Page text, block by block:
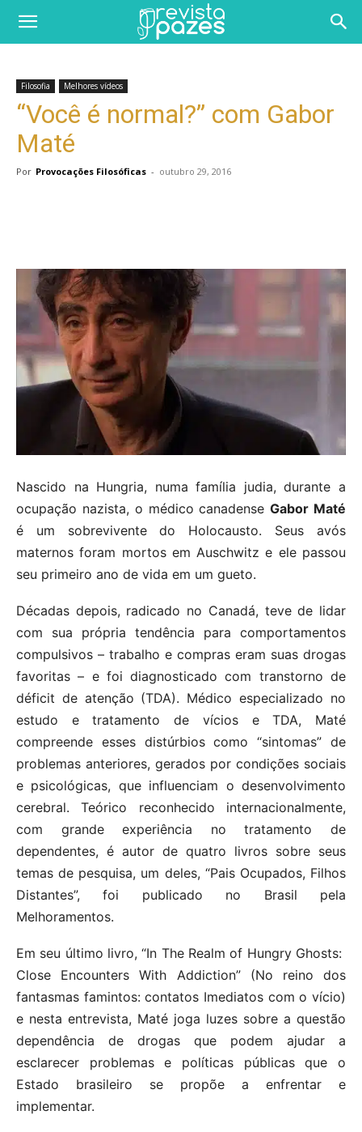
Filosofia Melhores vídeos
“Você é normal?” com Gabor
Maté
Por Provocações Filosóficas - outubro 29, 2016
Nascido na Hungria, numa família judia, durante a
ocupação nazista, o médico canadenseGabor Maté
é um sobrevivente do Holocausto. Seus avós
maternos foram mortos em Auschwitz e ele passou
seu primeiro ano de vida em um gueto.
Décadas depois, radicado no Canadá, teve de lidar
com sua própria tendência para comportamentos
compulsivos – trabalho e compras eram suas drogas
favoritas – e foi diagnosticado com transtorno de
déficit de atenção (TDA). Médico especializado no
estudo e tratamento de vícios e TDA, Maté
compreende esses distúrbios como “sintomas” de
problemas anteriores, gerados por condições sociais
e psicológicas, que influenciam o desenvolvimento
cerebral. Teórico reconhecido internacionalmente,
com grande experiência no tratamento de
dependentes, é autor de quatro livros sobre seus
temas de pesquisa, um deles, “Pais Ocupados, Filhos
Distantes”, foi publicado no Brasil pela
Melhoramentos.
Em seu último livro, “In The Realm of Hungry Ghosts:
Close Encounters With Addiction” (No reino dos
fantasmas famintos: contatos Imediatos com o vício)
e nesta entrevista, Maté joga luzes sobre a questão
dependência de drogas que podem ajudar a
esclarecer problemas e políticas públicas que o
Estado brasileiro se propõe a enfrentar e
implementar.